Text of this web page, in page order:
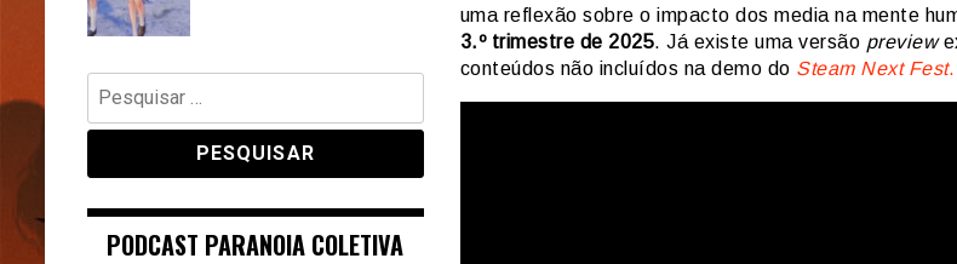
uma reflexão sobre o impacto dos media na mente
3.º trimestre de 2025. Já existe uma versão preview
conteúdos não incluídos na demo do Steam Next Fest.
Pesquisar
por:
PODCAST PARANOIA COLETIVA